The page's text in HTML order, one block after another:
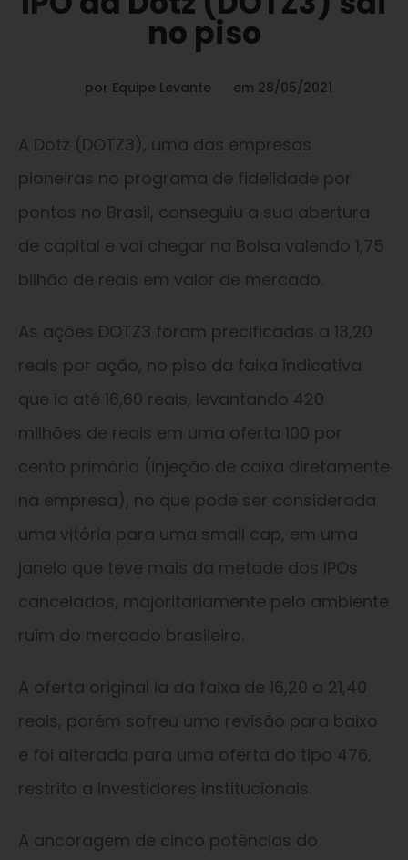
no piso
por Equipe Levante em 28/05/2021
A Dotz (DOTZ3), uma das empresas
pioneiras no programa de fidelidade por
pontos no Brasil, conseguiu a sua abertura
de capital e vai chegar na Bolsa valendo 1,75
bilhão de reais em valor de mercado.
As ações DOTZ3 foram precificadas a 13,20
reais por ação, no piso da faixa indicativa
que ia até 16,60 reais, levantando 420
milhões de reais em uma oferta 100 por
cento primária (injeção de caixa diretamente
na empresa), no que pode ser considerada
uma vitória para uma small cap, em uma
janela que teve mais da metade dos IPOs
cancelados, majoritariamente pelo ambiente
ruim do mercado brasileiro.
A oferta original ia da faixa de 16,20 a 21,40
reais, porém sofreu uma revisão para baixo
e foi alterada para uma oferta do tipo 476,
restrito a investidores institucionais.
A ancoragem de cinco potências do